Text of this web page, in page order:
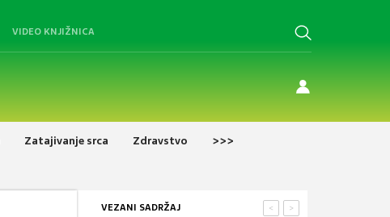
VIDEO KNJIŽNICA
Zatajivanje srca Zdravstvo >>>
VEZANI SADRŽAJ >
<